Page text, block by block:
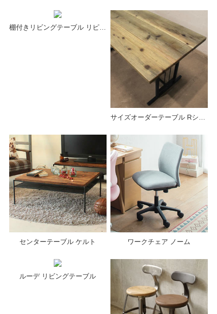
棚付きリビングテーブル リピオン
サイズオーダーテーブル Rシリーズ
センターテーブル ケルト ワークチェア ノーム
ルーデ リビングテーブル